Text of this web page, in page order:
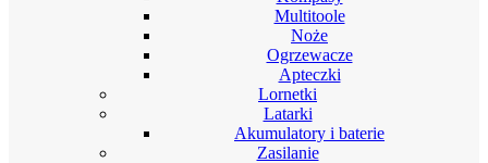
Multitoole
Noże
Ogrzewacze
Apteczki
Lornetki
Latarki
Akumulatory i baterie
Zasilanie